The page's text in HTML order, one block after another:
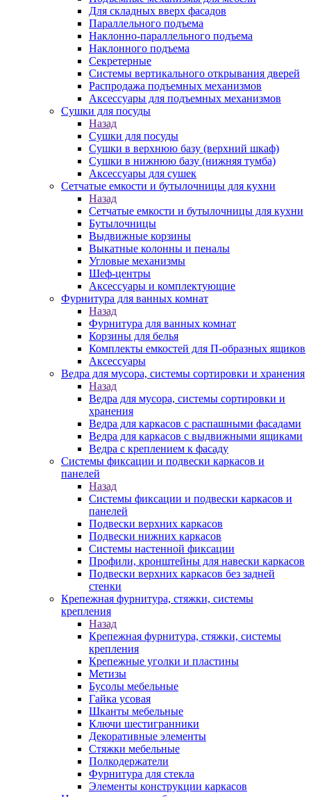
Для складных вверх фасадов
Параллельного подъема
Наклонно-параллельного подъема
Наклонного подъема
Секретерные
Системы вертикального открывания дверей
Распродажа подъемных механизмов
Аксессуары для подъемных механизмов
Сушки для посуды
Назад
Сушки для посуды
Сушки в верхнюю базу (верхний шкаф)
Сушки в нижнюю базу (нижняя тумба)
Аксессуары для сушек
Сетчатые емкости и бутылочницы для кухни
Назад
Сетчатые емкости и бутылочницы для кухни
Бутылочницы
Выдвижные корзины
Выкатные колонны и пеналы
Угловые механизмы
Шеф-центры
Аксессуары и комплектующие
Фурнитура для ванных комнат
Назад
Фурнитура для ванных комнат
Корзины для белья
Комплекты емкостей для П-образных ящиков
Аксессуары
Ведра для мусора, системы сортировки и хранения
Назад
Ведра для мусора, системы сортировки и
хранения
Ведра для каркасов с распашными фасадами
Ведра для каркасов с выдвижными ящиками
Ведра с креплением к фасаду
Системы фиксации и подвески каркасов и
панелей
Назад
Системы фиксации и подвески каркасов и
панелей
Подвески верхних каркасов
Подвески нижних каркасов
Системы настенной фиксации
Профили, кронштейны для навески каркасов
Подвески верхних каркасов без задней
стенки
Крепежная фурнитура, стяжки, системы
крепления
Назад
Крепежная фурнитура, стяжки, системы
крепления
Крепежные уголки и пластины
Метизы
Бусолы мебельные
Гайка усовая
Шканты мебельные
Ключи шестигранники
Декоративные элементы
Стяжки мебельные
Полкодержатели
Фурнитура для стекла
Элементы конструкции каркасов